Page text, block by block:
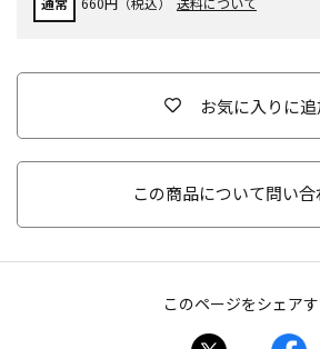
お気に入りに追
この商品について問い合
このページをシェア